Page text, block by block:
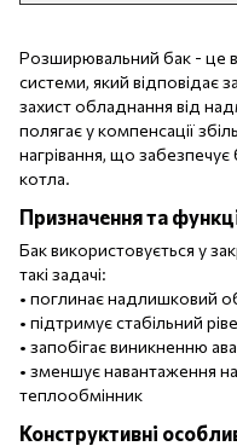
Розширювальний бак - це
системи, який відповідає
захист обладнання від
полягає у компенсації
нагрівання, що
котла.
Призначення та
Бак використовується у
такі задачі:
• поглинає надлишковий
• підтримує стабільний
• запобігає виникненню
• зменшує навантаження
теплообмінник
Конструктивні